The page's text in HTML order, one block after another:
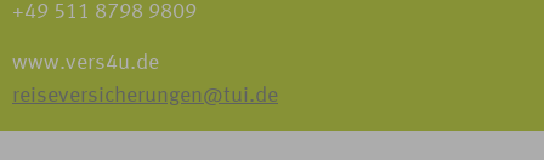
+49 511 8798 9809
www.vers4u.de
reiseversicherungen@tui.de